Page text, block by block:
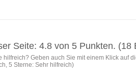
Seite: 4.8 von 5 Punkten. (18
hilfreich? Geben auch Sie mit einem Klick auf
5 Sterne: Sehr hilfreich)